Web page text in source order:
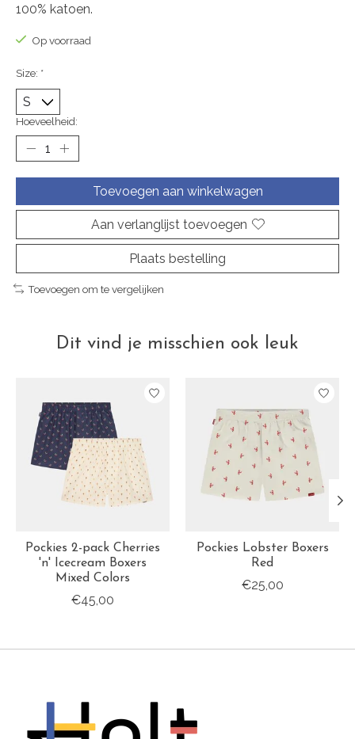
100% katoen.
Op voorraad
Size: *
Hoeveelheid:
Toevoegen aan winkelwagen
Aan verlanglijst toevoegen
Plaats bestelling
Toevoegen om te vergelijken
Dit vind je misschien ook leuk
Items van productcarrousel
Pockies 2-pack Cherries
'n' Icecream Boxers
Mixed Colors
€45,00
Pockies Lobster Boxers
Red
€25,00